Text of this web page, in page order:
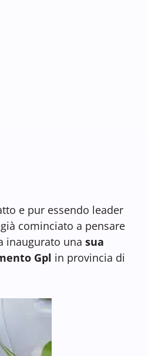
e pur essendo leader
cominciato a pensare
inaugurato una sua
Gpl in provincia di